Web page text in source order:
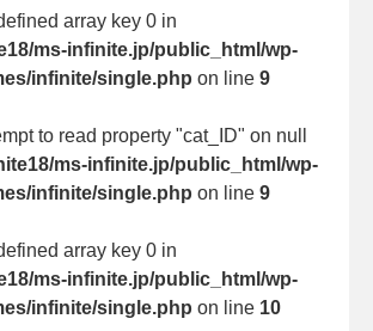
array key 0 in
ms-infinite.jp/public_html/wp-
infinite/single.php on line 9
to read property "cat_ID" on null
ms-infinite.jp/public_html/wp-
infinite/single.php on line 9
array key 0 in
ms-infinite.jp/public_html/wp-
infinite/single.php on line 10